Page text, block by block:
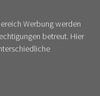
Werbung werden
betreut. Hier